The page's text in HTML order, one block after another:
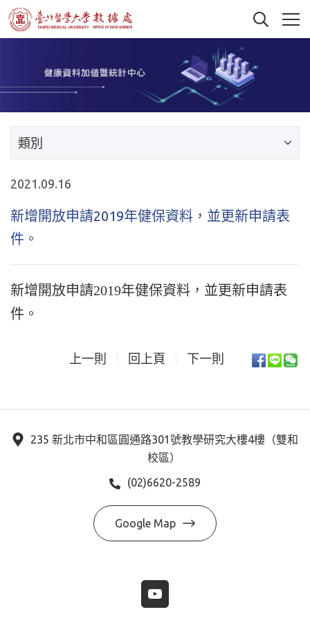
類別
2021.09.16
新增開放申請2019年健保資料，並更新申請表
件。
新增開放申請2019年健保資料，並更新申請表
件。
上一則 回上頁 下一則
235 新北市中和區圓通路301號教學研究大樓4樓（雙和
校區）
(02)6620-2589
Google Map